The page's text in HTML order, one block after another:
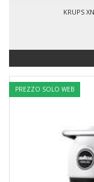
KRUPS
PREZZO SOLO WEB